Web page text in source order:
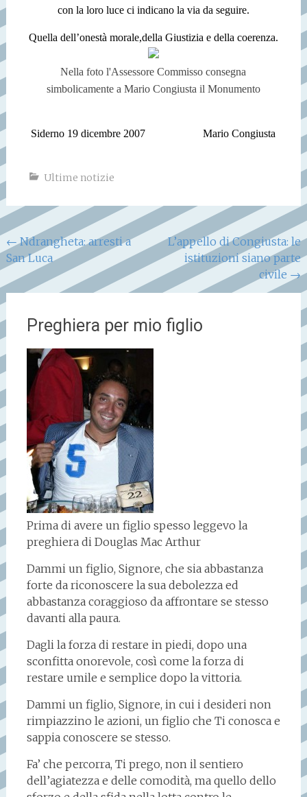
con la loro luce ci indicano la via da seguire.
Quella dell’onestà morale,della Giustizia e della coerenza.
Nella foto l'Assessore Commisso consegna
simbolicamente a Mario Congiusta il Monumento
Siderno 19 dicembre 2007 Mario Congiusta
Ultime notizie
Navigazione
articoli
←Ndrangheta: arresti a
San Luca
L’appello di Congiusta: le
istituzioni siano parte
civile →
Preghiera per mio figlio
Prima di avere un figlio spesso leggevo la
preghiera di Douglas Mac Arthur
Dammi un figlio, Signore, che sia abbastanza
forte da riconoscere la sua debolezza ed
abbastanza coraggioso da affrontare se stesso
davanti alla paura.
Dagli la forza di restare in piedi, dopo una
sconfitta onorevole, così come la forza di
restare umile e semplice dopo la vittoria.
Dammi un figlio, Signore, in cui i desideri non
rimpiazzino le azioni, un figlio che Ti conosca e
sappia conoscere se stesso.
Fa’ che percorra, Ti prego, non il sentiero
dell’agiatezza e delle comodità, ma quello dello